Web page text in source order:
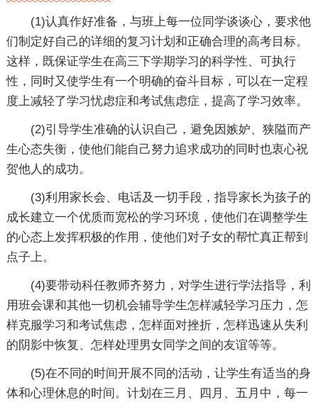
(1)认真作好准备，与班上每一位同学谈谈心，要求他
们制定好自己的详细的复习计划和正确合理的高考目标。
这样，既保证学生在高三下学期学习的科学性、可执行
性，同时又使学生有一个明确的奋斗目标，可以在一定程
度上减轻了学习忧虑症和考试焦虑症，提高了学习效率。
(2)引导学生准确的认识自己，避免因嫉妒、狭隘而产
生心态失衡，使他们能自己努力追求成功的同时也衷心祝
贺他人的成功。
(3)利用家长会、电话及一切手段，指导家长为孩子的
成长建立一个优质而宽松的学习环境，使他们在调整学生
的心态上发挥积极的作用，使他们对子女的帮忙真正帮到
点子上。
(4)要带动科任教师齐努力，对学生进行学法指导，利
用班会课和其他一切机会辅导学生怎样减轻学习压力，怎
样克服学习和考试焦虑，怎样面对挫折，怎样迅速从失利
的阴影中恢复、怎样处理男女同学之间的友谊等等。
(5)在不同的时间开展不同的活动，让学生有适当的身
体和心理休息的时间。计划在三月、四月、五月中，每一